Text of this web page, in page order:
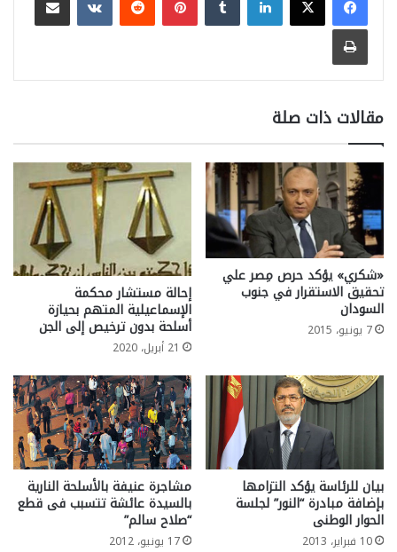
طباعة
مقالات ذات صلة
«شكري» يؤكد حرص مِصر علي
تحقيق الاستقرار في جنوب
السودان
7 يونيو، 2015
إحالة مستشار محكمة
الإسماعيلية المتهم بحيازة
أسلحة بدون ترخيص إلى الجن
21 أبريل، 2020
بيان للرئاسة يؤكد التزامها
بإضافة مبادرة “النور” لجلسة
الحوار الوطنى
10 فبراير، 2013
مشاجرة عنيفة بالأسلحة النارية
بالسيدة عائشة تتسبب فى قطع
“صلاح سالم”
17 يونيو، 2012